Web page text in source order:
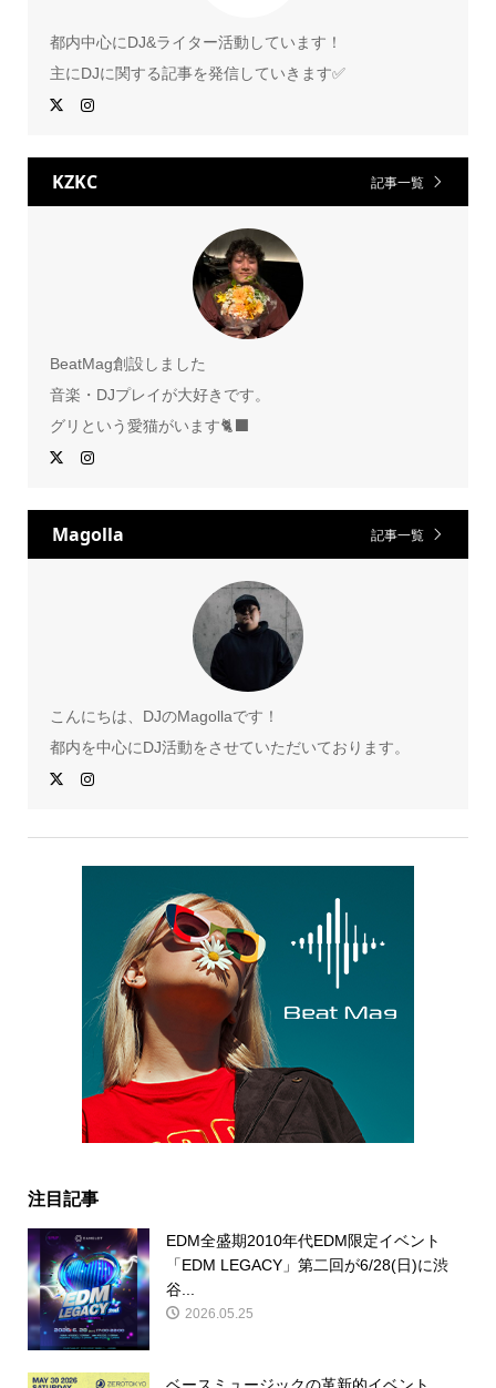
都内中心にDJ&ライター活動しています！
主にDJに関する記事を発信していきます✅
KZKC 記事一覧
BeatMag創設しました
音楽・DJプレイが大好きです。
グリという愛猫がいます🐈‍⬛
Magolla 記事一覧
こんにちは、DJのMagollaです！
都内を中心にDJ活動をさせていただいております。
注目記事
EDM全盛期2010年代EDM限定イベント
「EDM LEGACY」第二回が6/28(日)に渋
谷...
2026.05.25